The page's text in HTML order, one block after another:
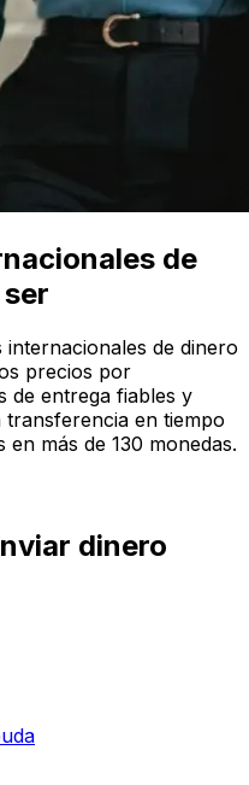
de
de dinero
precios por
de entrega fiables y
transferencia en tiempo
en más de 130 monedas.
dinero